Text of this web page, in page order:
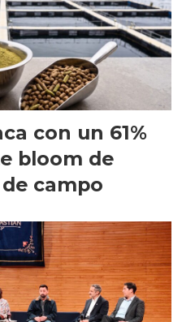
con un 61%
bloom de
campo